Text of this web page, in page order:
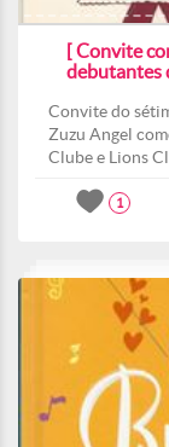
[ Convite
debutantes
Convite do
Zuzu Angel
Clube e Lions
1